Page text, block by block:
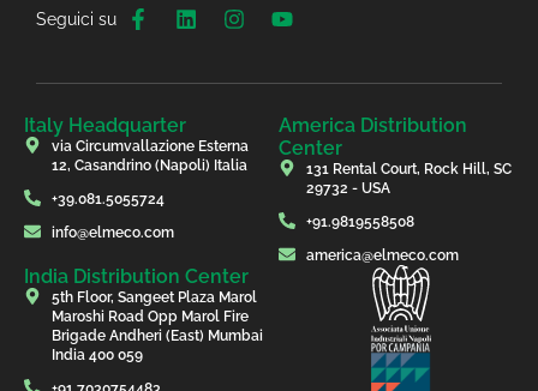
Seguici su
Italy Headquarter
via Circumvallazione Esterna
12, Casandrino (Napoli) Italia
+39.081.5055724
info@elmeco.com
America Distribution
Center
131 Rental Court, Rock Hill, SC
29732 - USA
+91.9819558508
america@elmeco.com
India Distribution Center
5th Floor, Sangeet Plaza Marol
Maroshi Road Opp Marol Fire
Brigade Andheri (East) Mumbai
India 400 059